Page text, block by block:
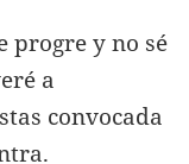
progre y no sé
a
convocada